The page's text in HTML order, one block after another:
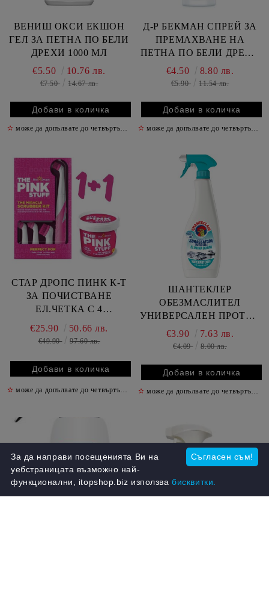
ВЕНИШ ОКСИ ЕКШОН
ГЕЛ ЗА ПЕТНА ПО БЕЛИ
ДРЕХИ 1000 МЛ
€5.50
10.76 лв.
€7.50 14.67 лв.
✫ може да допълвате до четвъртък включително ✫
Д-Р БЕКМАН СПРЕЙ ЗА
ПРЕМАХВАНЕ НА
ПЕТНА ПО БЕЛИ ДРЕХИ
250 МЛ
€4.50 8.80 лв.
€5.90 11.54 лв.
✫ може да допълвате до четвъртък включително
СТАР ДРОПС ПИНК К-Т
ЗА ПОЧИСТВАНЕ
ЕЛ.ЧЕТКА С 4
ПАСТА ПИНК 850 ГР
€25.90 50.66 лв.
€49.90 97.60 лв.
✫ може да допълвате до четвъртък включително ✫
ШАНТЕКЛЕР
ОБЕЗМАСЛИТЕЛ
УНИВЕРСАЛЕН ПРОТИВ
МИРИЗМИ 600 МЛ /
ТЮРКОАЗ /
€3.90 7.63 лв.
€4.09 8.00 лв.
✫ може да допълвате до четвъртък включително
Съгласен съм!
За да направи посещенията Ви на
уебстраницата възможно най-
функционални, itopshop.biz използвабисквитки.